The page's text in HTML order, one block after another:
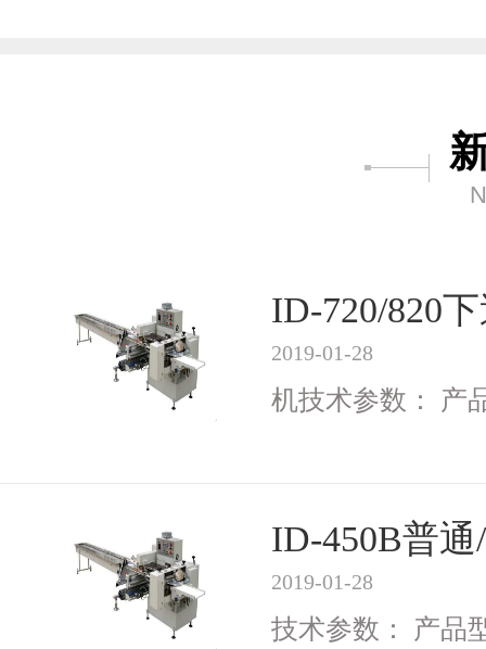
ID-720/820
2019-01-28
机技术参数： 产
ID-450B普
2019-01-28
技术参数： 产品